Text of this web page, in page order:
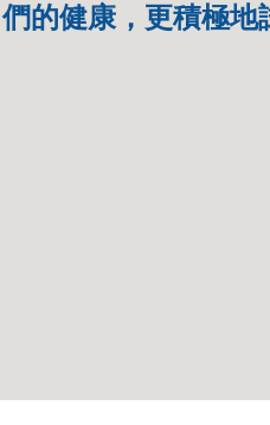
們的健康，更積極地